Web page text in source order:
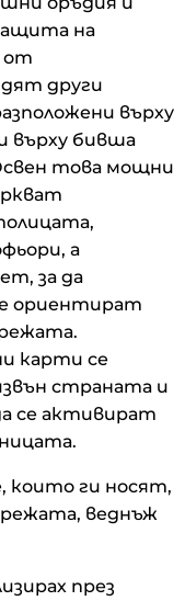
на
от
други
върху
върху бивша
това мощни
а
за да
ориентират
карти се
страната и
се активират
които ги носят,
веднъж
през